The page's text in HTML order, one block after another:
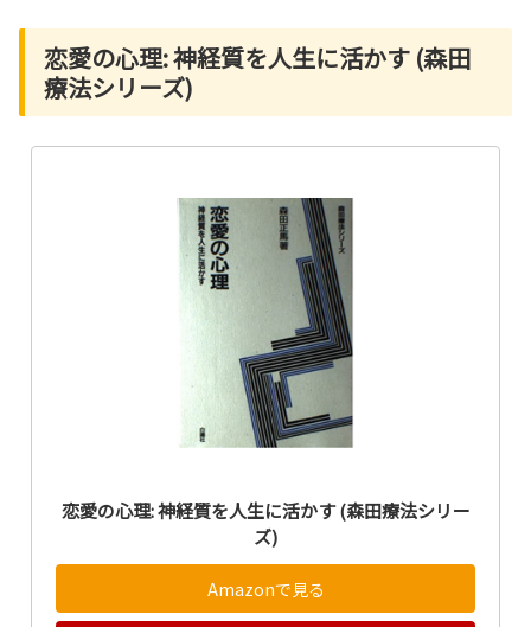
恋愛の心理: 神経質を人生に活かす (森田
療法シリーズ)
恋愛の心理: 神経質を人生に活かす (森田療法シリー
ズ)
Amazonで見る